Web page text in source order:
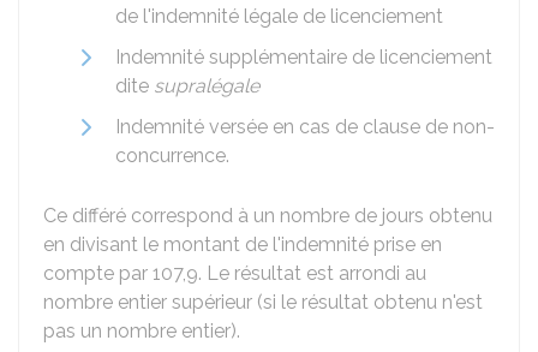
de l'indemnité légale de licenciement
Indemnité supplémentaire de licenciement
dite supralégale
Indemnité versée en cas de clause de non-
concurrence.
Ce différé correspond à un nombre de jours obtenu
en divisant le montant de l'indemnité prise en
compte par 107,9. Le résultat est arrondi au
nombre entier supérieur (si le résultat obtenu n'est
pas un nombre entier).